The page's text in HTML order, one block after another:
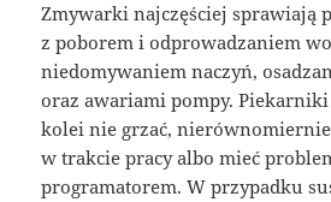
Zmywarki najczęściej sprawiają
z poborem i odprowadzaniem
niedomywaniem naczyń,
oraz awariami pompy.
kolei nie grzać, nierównomiernie
w trakcie pracy albo mieć
programatorem. W przypadku